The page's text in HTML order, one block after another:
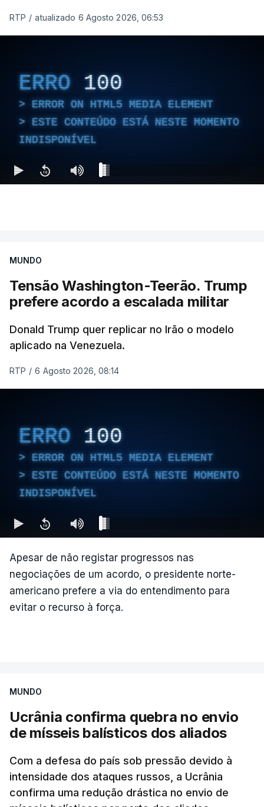
RTP / atualizado 6 Agosto 2026, 06:53
ERRO 100
ERROR ON HTML5 MEDIA ELEMENT
ESTE CONTEÚDO ESTÁ NESTE MOMENTO
INDISPONÍVEL
MUNDO
Tensão Washington-Teerão. Trump
prefere acordo a escalada militar
Donald Trump quer replicar no Irão o modelo
aplicado na Venezuela.
RTP / 6 Agosto 2026, 08:14
ERRO 100
ERROR ON HTML5 MEDIA ELEMENT
ESTE CONTEÚDO ESTÁ NESTE MOMENTO
INDISPONÍVEL
Apesar de não registar progressos nas
negociações de um acordo, o presidente norte-
americano prefere a via do entendimento para
evitar o recurso à força.
MUNDO
Ucrânia confirma quebra no envio
de mísseis balísticos dos aliados
Com a defesa do país sob pressão devido à
intensidade dos ataques russos, a Ucrânia
confirma uma redução drástica no envio de